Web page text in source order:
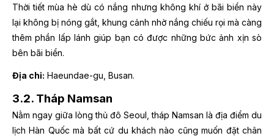
Thời tiết mùa hè dù có nắng nhưng không khí ở bãi biển này
lại không bị nóng gắt, khung cảnh nhờ nắng chiếu rọi mà càng
thêm phần lấp lánh giúp bạn có được những bức ảnh xịn sò
bên bãi biển.
Địa chỉ: Haeundae-gu, Busan.
3.2. Tháp Namsan
Nằm ngay giữa lòng thủ đô Seoul, tháp Namsan là địa điểm du
lịch Hàn Quốc mà bất cứ du khách nào cũng muốn đặt chân